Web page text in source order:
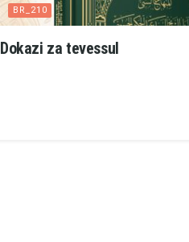
BR_210
Dokazi za tevessul